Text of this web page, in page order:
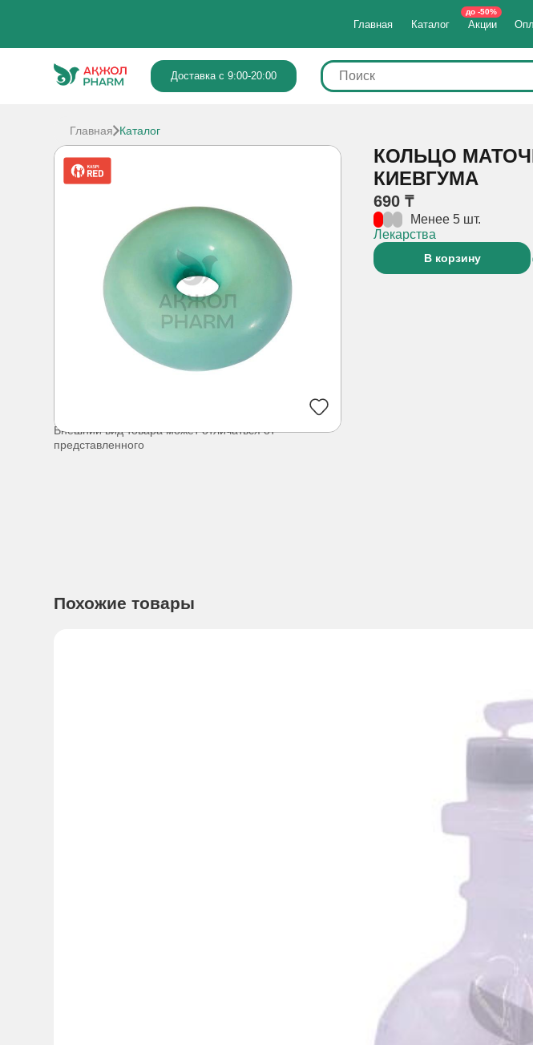
Главная Каталог Акции
до -50%
Доставка с 9:00-20:00
Главная Каталог
Внешний вид товара может отличаться от
представленного
КОЛЬЦО
КИЕВГУМА
690 ₸
Менее 5 шт.
Лекарства
В корзину
Похожие товары